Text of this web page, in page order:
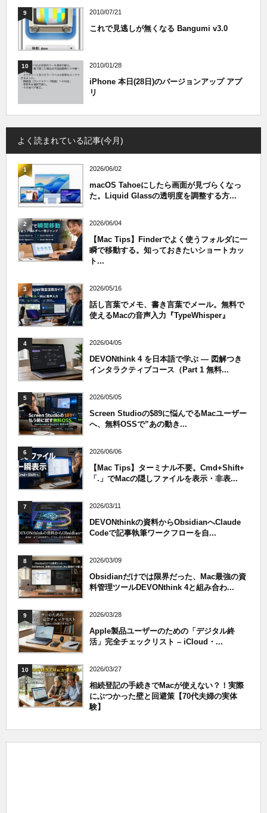
9 2010/07/21
これで見逃しが無くなる Bangumi v3.0
10 2010/01/28
iPhone 本日(28日)のバージョンアップ アプ
リ
よく読まれている記事(今月)
1 2026/06/02
macOS Tahoeにしたら画面が見づらくなっ
た。Liquid Glassの透明度を調整する方...
2 2026/06/04
【Mac Tips】Finderでよく使うフォルダに一
瞬で移動する。知っておきたいショートカッ
ト...
3 2026/05/16
話し言葉でメモ、書き言葉でメール。無料で
使えるMacの音声入力『TypeWhisper』
4 2026/04/05
DEVONthink 4 を日本語で学ぶ — 図解つき
インタラクティブコース（Part 1 無料...
5 2026/05/05
Screen Studioの$89に悩んでるMacユーザー
へ、無料OSSで”あの動き...
6 2026/06/06
【Mac Tips】ターミナル不要。Cmd+Shift+
「.」でMacの隠しファイルを表示・非表...
7 2026/03/11
DEVONthinkの資料からObsidianへClaude
Codeで記事執筆ワークフローを自...
8 2026/03/09
Obsidianだけでは限界だった、Mac最強の資
料管理ツールDEVONthink 4と組み合わ...
9 2026/03/28
Apple製品ユーザーのための「デジタル終
活」完全チェックリスト – iCloud・...
10 2026/03/27
相続登記の手続きでMacが使えない？！実際
にぶつかった壁と回避策【70代夫婦の実体
験】